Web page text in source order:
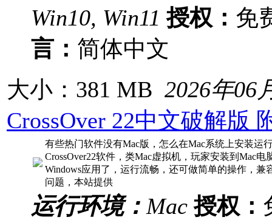
Win10, Win11 授权： 免
言： 简体中文
大小：381 MB 2026年06
CrossOver 22中文破解版
有些热门软件没有Mac版，怎么在Mac系统上安装运
CrossOver22软件，类Mac虚拟机，玩家安装到Mac电
Windows应用了，运行流畅，还可做简单的操作，兼
问题，本站提供
运行环境： Mac 授权：